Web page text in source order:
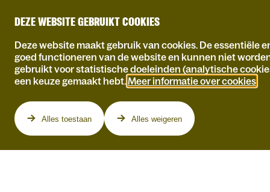
DEZE WEBSITE GEBRUIKT COOKIES
Deze website maakt gebruik van cookies. De essentiële
goed functioneren van de website en kunnen niet
gebruikt voor statistische doeleinden (analytische
een keuze gemaakt hebt. Meer informatie over cookies
Alles toestaan Alles weigeren